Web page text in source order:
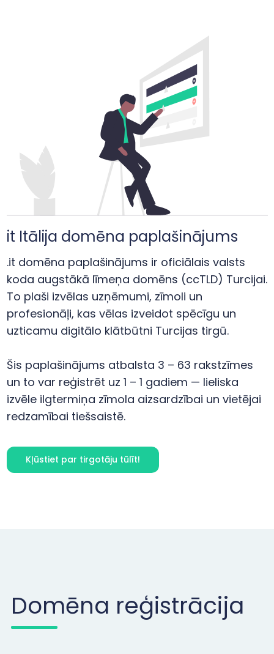
it Itālija domēna paplašinājums
.it domēna paplašinājums ir oficiālais valsts
koda augstākā līmeņa domēns (ccTLD) Turcijai.
To plaši izvēlas uzņēmumi, zīmoli un
profesionāļi, kas vēlas izveidot spēcīgu un
uzticamu digitālo klātbūtni Turcijas tirgū.
Šis paplašinājums atbalsta 3 – 63 rakstzīmes
un to var reģistrēt uz 1 – 1 gadiem — lieliska
izvēle ilgtermiņa zīmola aizsardzībai un vietējai
redzamībai tiešsaistē.
Kļūstiet par tirgotāju tūlīt!
Domēna reģistrācija